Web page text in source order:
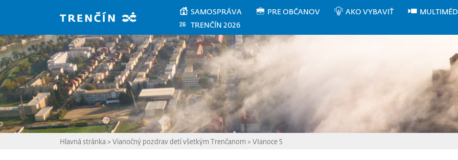
SAMOSPRÁVA PRE OBČANOV AKO VYBAVIŤ
TRENČÍN 2026
Hlavná stránka > Vianočný pozdrav detí všetkým Trenčanom > VIanoce 5